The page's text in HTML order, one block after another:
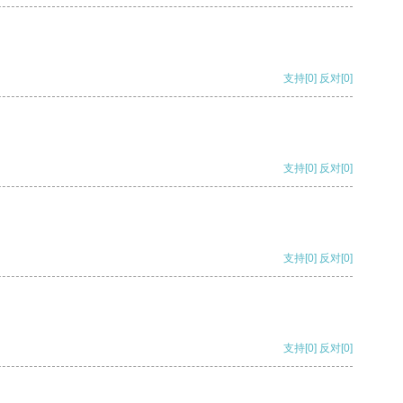
支持[0] 反对[0]
支持[0] 反对[0]
支持[0] 反对[0]
支持[0] 反对[0]